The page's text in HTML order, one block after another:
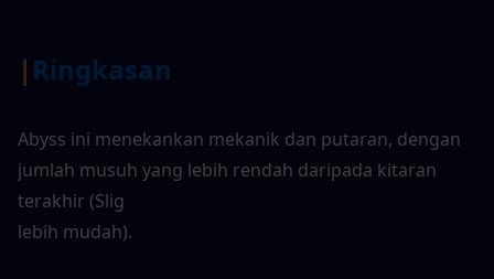
| Ringkasan
Abyss ini menekankan mekanik dan putaran, dengan
jumlah musuh yang lebih rendah daripada kitaran
terakhir (Slig
lebih mudah).